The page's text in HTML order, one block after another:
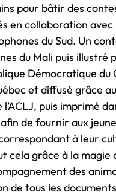
pour bâtir des
en collaboration avec
du Sud. Un
du Mali puis illustré
Démocratique du
et diffusé grâce
puis imprimé
de fournir aux
à leur
cela grâce à la magie
des
de tous les